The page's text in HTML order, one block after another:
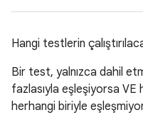
Hangi testlerin
Bir test, yalnızca dahil
fazlasıyla eşleşiyorsa
herhangi biriyle